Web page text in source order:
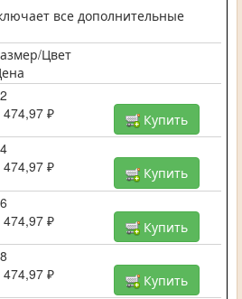
все дополнительные
Цвет
474,97 ₽
Купить
474,97 ₽
Купить
474,97 ₽
Купить
474,97 ₽
Купить